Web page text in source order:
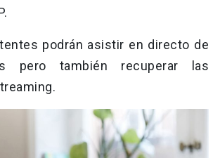
podrán asistir en directo de
pero también recuperar las